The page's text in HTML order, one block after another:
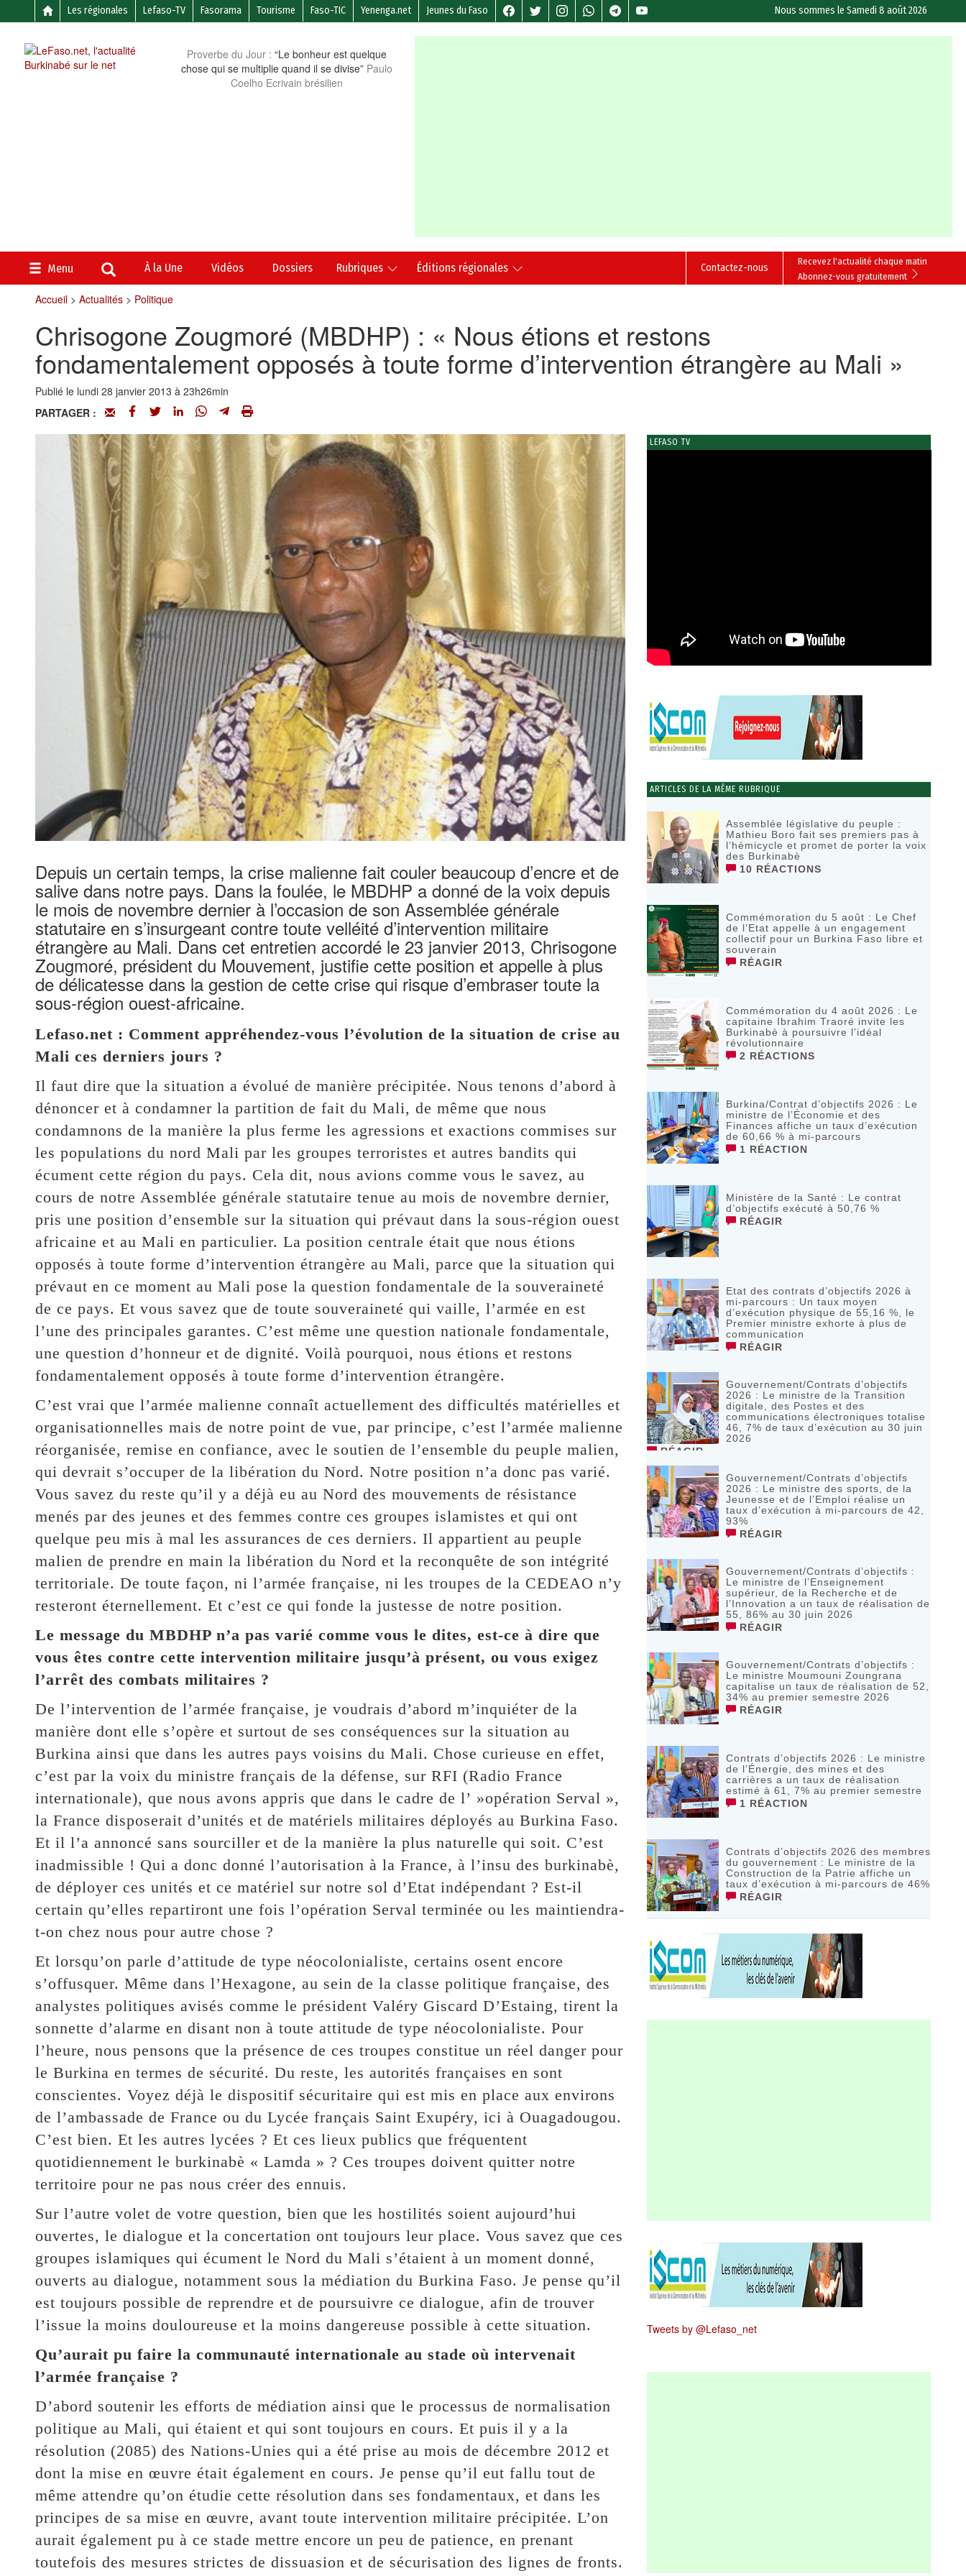
Les régionales Lefaso-TV Fasorama Tourisme Faso-TIC Yenenga.net Jeunes du Faso Nous sommes leSamedi 8 août 2026
Proverbe du Jour : “Le bonheur est quelque
chose qui se multiplie quand il se divise” Paulo
Coelho Ecrivain brésilien
Menu À la Une Vidéos Dossiers Rubriques Éditions régionales
Recevez l'actualité chaque matin
Abonnez-vous gratuitement
Contactez-nous
Accueil> Actualités> Politique
Chrisogone Zougmoré (MBDHP) : « Nous étions et restons
fondamentalement opposés à toute forme d’intervention étrangère au Mali »
Publié le lundi 28 janvier 2013 à 23h26min
PARTAGER :
Depuis un certain temps, la crise malienne fait couler beaucoup d’encre et de
salive dans notre pays. Dans la foulée, le MBDHP a donné de la voix depuis
le mois de novembre dernier à l’occasion de son Assemblée générale
statutaire en s’insurgeant contre toute velléité d’intervention militaire
étrangère au Mali. Dans cet entretien accordé le 23 janvier 2013, Chrisogone
Zougmoré, président du Mouvement, justifie cette position et appelle à plus
de délicatesse dans la gestion de cette crise qui risque d’embraser toute la
sous-région ouest-africaine.
Lefaso.net : Comment appréhendez-vous l’évolution de la situation de crise au
Mali ces derniers jours ?
Il faut dire que la situation a évolué de manière précipitée. Nous tenons d’abord à
dénoncer et à condamner la partition de fait du Mali, de même que nous
condamnons de la manière la plus ferme les agressions et exactions commises sur
les populations du nord Mali par les groupes terroristes et autres bandits qui
écument cette région du pays. Cela dit, nous avions comme vous le savez, au
cours de notre Assemblée générale statutaire tenue au mois de novembre dernier,
pris une position d’ensemble sur la situation qui prévaut dans la sous-région ouest
africaine et au Mali en particulier. La position centrale était que nous étions
opposés à toute forme d’intervention étrangère au Mali, parce que la situation qui
prévaut en ce moment au Mali pose la question fondamentale de la souveraineté
de ce pays. Et vous savez que de toute souveraineté qui vaille, l’armée en est
l’une des principales garantes. C’est même une question nationale fondamentale,
une question d’honneur et de dignité. Voilà pourquoi, nous étions et restons
fondamentalement opposés à toute forme d’intervention étrangère.
C’est vrai que l’armée malienne connaît actuellement des difficultés matérielles et
organisationnelles mais de notre point de vue, par principe, c’est l’armée malienne
réorganisée, remise en confiance, avec le soutien de l’ensemble du peuple malien,
qui devrait s’occuper de la libération du Nord. Notre position n’a donc pas varié.
Vous savez du reste qu’il y a déjà eu au Nord des mouvements de résistance
menés par des jeunes et des femmes contre ces groupes islamistes et qui ont
quelque peu mis à mal les assurances de ces derniers. Il appartient au peuple
malien de prendre en main la libération du Nord et la reconquête de son intégrité
territoriale. De toute façon, ni l’armée française, ni les troupes de la CEDEAO n’y
resteront éternellement. Et c’est ce qui fonde la justesse de notre position.
Le message du MBDHP n’a pas varié comme vous le dites, est-ce à dire que
vous êtes contre cette intervention militaire jusqu’à présent, ou vous exigez
l’arrêt des combats militaires ?
De l’intervention de l’armée française, je voudrais d’abord m’inquiéter de la
manière dont elle s’opère et surtout de ses conséquences sur la situation au
Burkina ainsi que dans les autres pays voisins du Mali. Chose curieuse en effet,
c’est par la voix du ministre français de la défense, sur RFI (Radio France
internationale), que nous avons appris que dans le cadre de l’ »opération Serval »,
la France disposerait d’unités et de matériels militaires déployés au Burkina Faso.
Et il l’a annoncé sans sourciller et de la manière la plus naturelle qui soit. C’est
inadmissible ! Qui a donc donné l’autorisation à la France, à l’insu des burkinabè,
de déployer ces unités et ce matériel sur notre sol d’Etat indépendant ? Est-il
certain qu’elles repartiront une fois l’opération Serval terminée ou les maintiendra-
t-on chez nous pour autre chose ?
Et lorsqu’on parle d’attitude de type néocolonialiste, certains osent encore
s’offusquer. Même dans l’Hexagone, au sein de la classe politique française, des
analystes politiques avisés comme le président Valéry Giscard D’Estaing, tirent la
sonnette d’alarme en disant non à toute attitude de type néocolonialiste. Pour
l’heure, nous pensons que la présence de ces troupes constitue un réel danger pour
le Burkina en termes de sécurité. Du reste, les autorités françaises en sont
conscientes. Voyez déjà le dispositif sécuritaire qui est mis en place aux environs
de l’ambassade de France ou du Lycée français Saint Exupéry, ici à Ouagadougou.
C’est bien. Et les autres lycées ? Et ces lieux publics que fréquentent
quotidiennement le burkinabè « Lamda » ? Ces troupes doivent quitter notre
territoire pour ne pas nous créer des ennuis.
Sur l’autre volet de votre question, bien que les hostilités soient aujourd’hui
ouvertes, le dialogue et la concertation ont toujours leur place. Vous savez que ces
groupes islamiques qui écument le Nord du Mali s’étaient à un moment donné,
ouverts au dialogue, notamment sous la médiation du Burkina Faso. Je pense qu’il
est toujours possible de reprendre et de poursuivre ce dialogue, afin de trouver
l’issue la moins douloureuse et la moins dangereuse possible à cette situation.
Qu’aurait pu faire la communauté internationale au stade où intervenait
l’armée française ?
D’abord soutenir les efforts de médiation ainsi que le processus de normalisation
politique au Mali, qui étaient et qui sont toujours en cours. Et puis il y a la
résolution (2085) des Nations-Unies qui a été prise au mois de décembre 2012 et
dont la mise en œuvre était également en cours. Je pense qu’il eut fallu tout de
même attendre qu’on étudie cette résolution dans ses fondamentaux, et dans les
principes de sa mise en œuvre, avant toute intervention militaire précipitée. L’on
aurait également pu à ce stade mettre encore un peu de patience, en prenant
toutefois des mesures strictes de dissuasion et de sécurisation des lignes de fronts.
LEFASO TV
ARTICLES DE LA MÊME RUBRIQUE
Assemblée législative du peuple :
Mathieu Boro fait ses premiers pas à
l’hémicycle et promet de porter la voix
des Burkinabè
10 RÉACTIONS
Commémoration du 5 août : Le Chef
de l’Etat appelle à un engagement
collectif pour un Burkina Faso libre et
souverain
RÉAGIR
Commémoration du 4 août 2026 : Le
capitaine Ibrahim Traoré invite les
Burkinabè à poursuivre l’idéal
révolutionnaire ‎
2 RÉACTIONS
Burkina/Contrat d’objectifs 2026 : Le
ministre de l’Économie et des
Finances affiche un taux d’exécution
de 60,66 % à mi-parcours
1 RÉACTION
Ministère de la Santé : Le contrat
d’objectifs exécuté à 50,76 %
RÉAGIR
Etat des contrats d’objectifs 2026 à
mi-parcours : Un taux moyen
d’exécution physique de 55,16 %, le
Premier ministre exhorte à plus de
communication
RÉAGIR
Gouvernement/Contrats d’objectifs
2026 : Le ministre de la Transition
digitale, des Postes et des
communications électroniques totalise
46, 7% de taux d’exécution au 30 juin
2026
RÉAGIR
Gouvernement/Contrats d’objectifs
2026 : Le ministre des sports, de la
Jeunesse et de l’Emploi réalise un
taux d’exécution à mi-parcours de 42,
93%
RÉAGIR
Gouvernement/Contrats d’objectifs :
Le ministre de l’Enseignement
supérieur, de la Recherche et de
l’Innovation a un taux de réalisation de
55, 86% au 30 juin 2026
RÉAGIR
Gouvernement/Contrats d’objectifs :
Le ministre Moumouni Zoungrana
capitalise un taux de réalisation de 52,
34% au premier semestre 2026
RÉAGIR
Contrats d’objectifs 2026 : Le ministre
de l’Énergie, des mines et des
carrières a un taux de réalisation
estimé à 61, 7% au premier semestre
1 RÉACTION
Contrats d’objectifs 2026 des membres
du gouvernement : Le ministre de la
Construction de la Patrie affiche un
taux d’exécution à mi-parcours de 46%
RÉAGIR
Tweets by @Lefaso_net